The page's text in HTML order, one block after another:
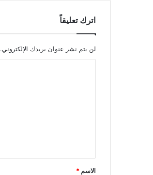
اترك تعليقاً
لن يتم نشر عنوان بريدك الإلكتروني.
*
الاسم *